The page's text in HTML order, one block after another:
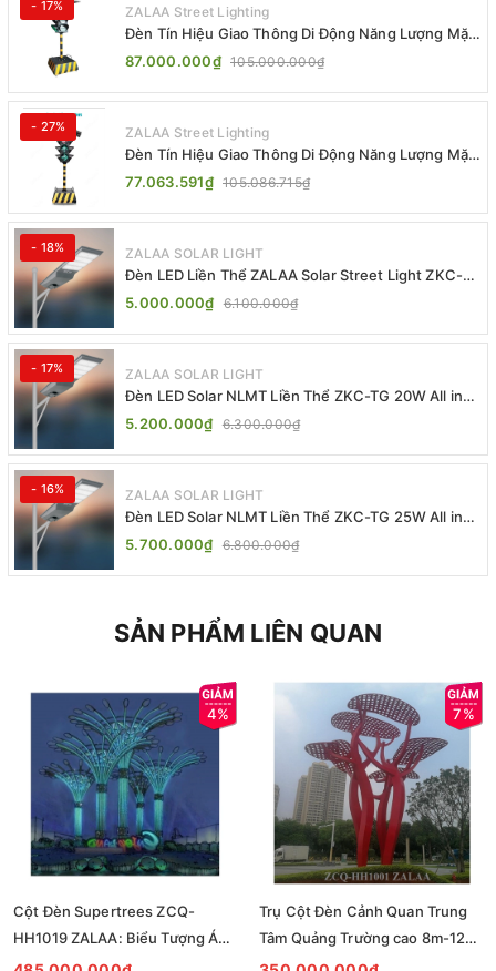
- 17% ZALAA Street Lighting
Đèn Tín Hiệu Giao Thông Di Động Năng Lượng Mặt
Trời ZALAA ZL-300A-D
87.000.000₫ 105.000.000₫
- 27% ZALAA Street Lighting
Đèn Tín Hiệu Giao Thông Di Động Năng Lượng Mặt
Trời ZALAA ZL-409300C
77.063.591₫ 105.086.715₫
- 18% ZALAA SOLAR LIGHT
Đèn LED Liền Thể ZALAA Solar Street Light ZKC-
TG 20W 25W 30W All In One
5.000.000₫ 6.100.000₫
- 17% ZALAA SOLAR LIGHT
Đèn LED Solar NLMT Liền Thể ZKC-TG 20W All in
One | ZALAA Street Light
5.200.000₫ 6.300.000₫
- 16% ZALAA SOLAR LIGHT
Đèn LED Solar NLMT Liền Thể ZKC-TG 25W All in
One | ZALAA Street Light
5.700.000₫ 6.800.000₫
SẢN PHẨM LIÊN QUAN
4%
Cột Đèn Supertrees ZCQ-
HH1019 ZALAA: Biểu Tượng Ánh
Sáng Cho Đại Đô Thị
7%
Trụ Cột Đèn Cảnh Quan Trung
Tâm Quảng Trường cao 8m-12m
ZCQ-HH1001 ZALAA Fortune